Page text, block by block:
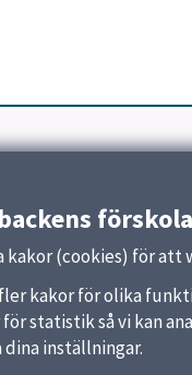
förskola
kakor (cookies) för att
kakor för olika
statistik så vi kan
dina inställningar.